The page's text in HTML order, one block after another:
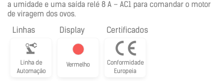
a umidade e uma saída relé 8 A – AC1 para comandar o motor
de viragem dos ovos.
Linhas
Linha de
Automação
Display
Vermelho
Certificados
Conformidade
Europeia